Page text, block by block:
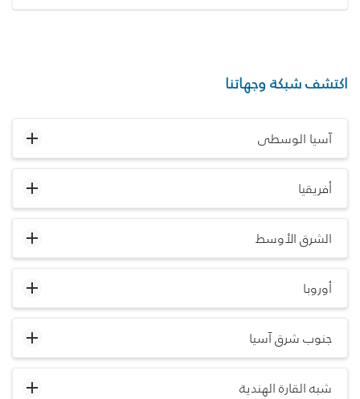
اكتشف شبكة وجهاتنا
آسيا الوسطى
أفريقيا
الشرق الأوسط
أوروبا
جنوب شرق آسيا
شبه القارة الهندية